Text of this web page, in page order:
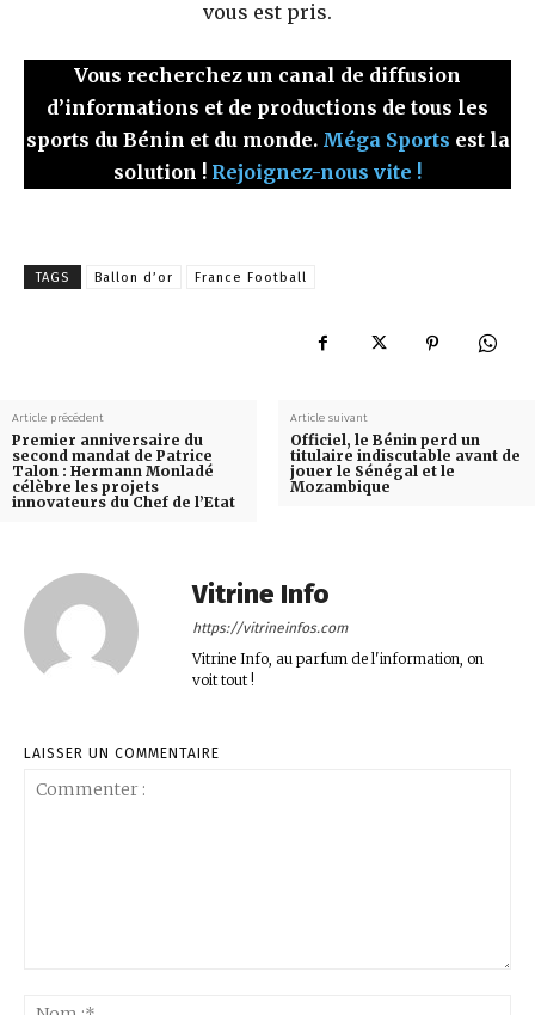
vous est pris.
Vous recherchez un canal de diffusion
d’informations et de productions de tous les
sports du Bénin et du monde. Méga Sports est la
solution ! Rejoignez-nous vite !
TAGS Ballon d’or France Football
Article précédent
Premier anniversaire du
second mandat de Patrice
Talon : Hermann Monladé
célèbre les projets
innovateurs du Chef de l’Etat
Article suivant
Officiel, le Bénin perd un
titulaire indiscutable avant de
jouer le Sénégal et le
Mozambique
Vitrine Info
https://vitrineinfos.com
Vitrine Info, au parfum de l'information, on
voit tout !
LAISSER UN COMMENTAIRE